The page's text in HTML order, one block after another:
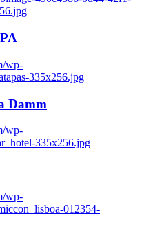
wp-
335x256.jpg
Damm
wp-
335x256.jpg
wp-
012354-